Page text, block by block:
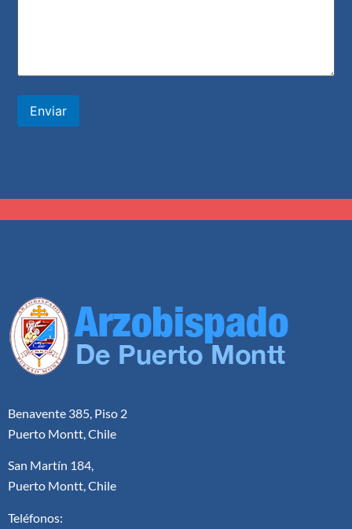
Enviar
Benavente 385, Piso 2
Puerto Montt, Chile
San Martín 184,
Puerto Montt, Chile
Teléfonos: